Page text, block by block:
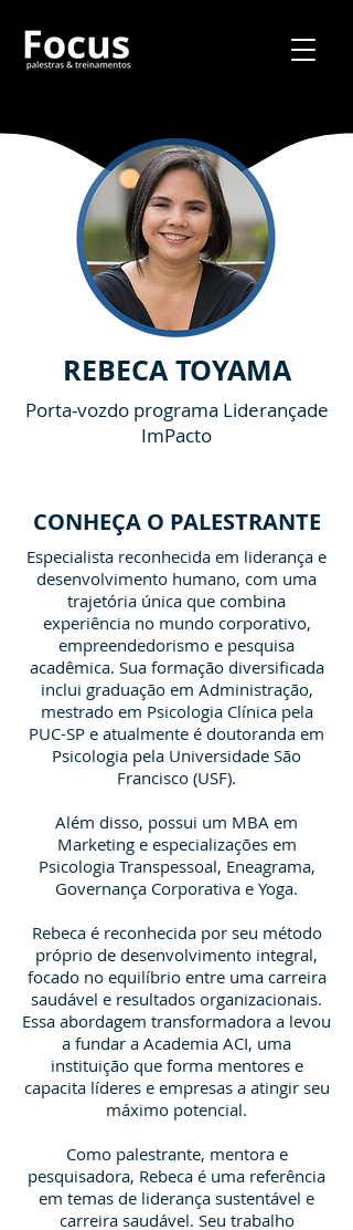
REBECA TOYAMA
Porta-vozdo programa Liderançade
ImPacto
CONHEÇA O PALESTRANTE
Especialista reconhecida em liderança e
desenvolvimento humano, com uma
trajetória única que combina
experiência no mundo corporativo,
empreendedorismo e pesquisa
acadêmica. Sua formação diversificada
inclui graduação em Administração,
mestrado em Psicologia Clínica pela
PUC-SP e atualmente é doutoranda em
Psicologia pela Universidade São
Francisco (USF).
Além disso, possui um MBA em
Marketing e especializações em
Psicologia Transpessoal, Eneagrama,
Governança Corporativa e Yoga.
Rebeca é reconhecida por seu método
próprio de desenvolvimento integral,
focado no equilíbrio entre uma carreira
saudável e resultados organizacionais.
Essa abordagem transformadora a levou
a fundar a Academia ACI, uma
instituição que forma mentores e
capacita líderes e empresas a atingir seu
máximo potencial.
Como palestrante, mentora e
pesquisadora, Rebeca é uma referência
em temas de liderança sustentável e
carreira saudável. Seu trabalho